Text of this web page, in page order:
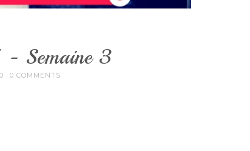
- Semaine 3
0 COMMENTS